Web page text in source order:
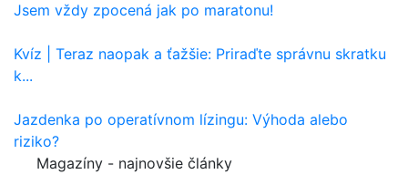
Jsem vždy zpocená jak po maratonu!
Kvíz | Teraz naopak a ťažšie: Priraďte správnu skratku
k...
Jazdenka po operatívnom lízingu: Výhoda alebo
riziko?
Magazíny - najnovšie články